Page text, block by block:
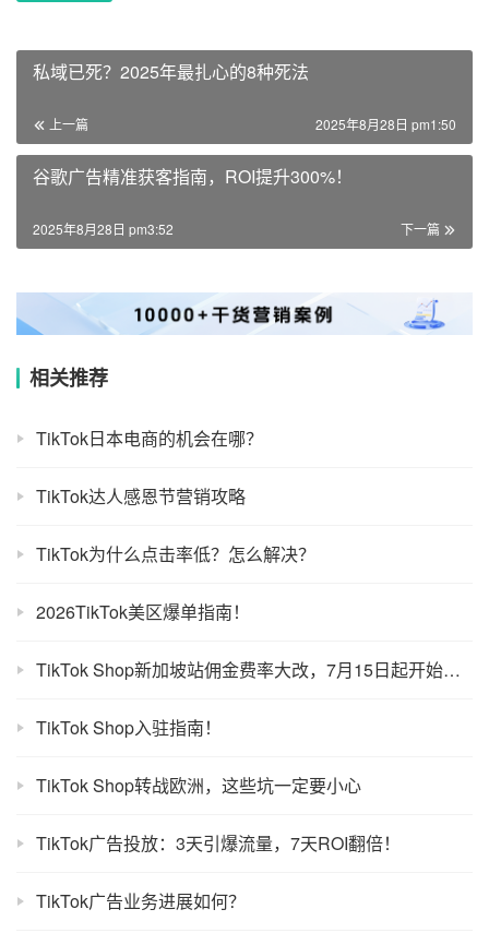
私域已死？2025年最扎心的8种死法
上一篇 2025年8月28日 pm1:50
谷歌广告精准获客指南，ROI提升300%！
下一篇
2025年8月28日 pm3:52
相关推荐
TikTok日本电商的机会在哪？
TikTok达人感恩节营销攻略
TikTok为什么点击率低？怎么解决？
2026TikTok美区爆单指南！
TikTok Shop新加坡站佣金费率大改，7月15日起开始实施
TikTok Shop入驻指南！
TikTok Shop转战欧洲，这些坑一定要小心
TikTok广告投放：3天引爆流量，7天ROI翻倍！
TikTok广告业务进展如何？